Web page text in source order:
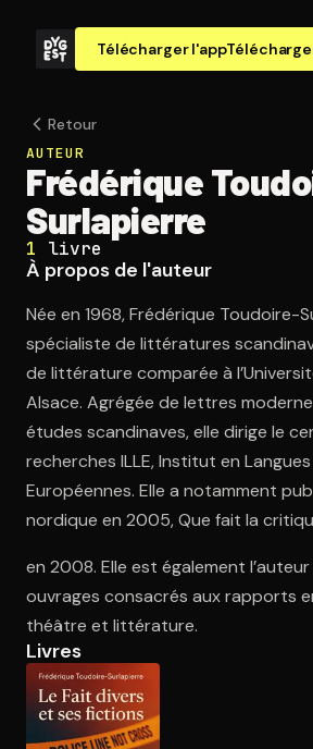
Télécharger l'app
Ouvre l'app Appareil photo, pointe
Retour
AUTEUR
Frédérique
Surlapierre
1 livre
À propos de l'auteur
Née en 1968, Frédérique Toudoire-
spécialiste de littératures
de littérature comparée à
Alsace. Agrégée de lettres
études scandinaves, elle dirige le
recherches ILLE, Institut en
Européennes. Elle a notamment
nordique en 2005, Que fait la
en 2008. Elle est également
ouvrages consacrés aux rapports
théâtre et littérature.
Livres